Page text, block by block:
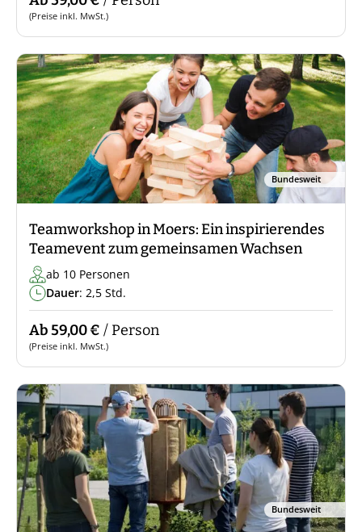
(Preise inkl. MwSt.)
Bundesweit
Teamworkshop in Moers: Ein inspirierendes
Teamevent zum gemeinsamen Wachsen
ab 10 Personen
Dauer: 2,5 Std.
Ab 59,00 € / Person
(Preise inkl. MwSt.)
Bundesweit